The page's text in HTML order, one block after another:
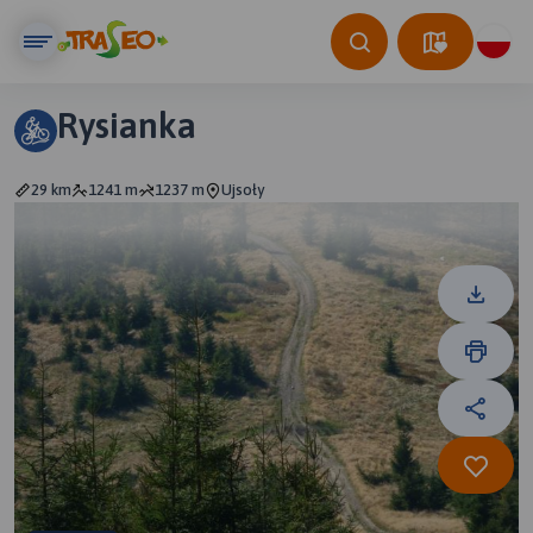
Rysianka
29 km 1241 m 1237 m Ujsoły